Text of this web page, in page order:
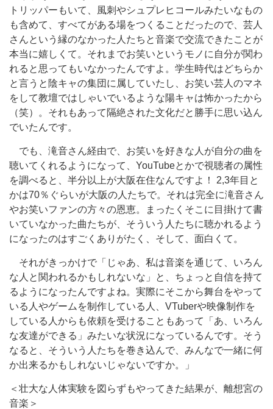
トリッパーもいて、風刺やシュプレヒコールみたいなもの
も含めて、すべてがある場をつくることだったので、芸人
さんという縁のなかった人たちと音楽で交流できたことが
本当に嬉しくて。それまでお笑いというモノに自分が関わ
れると思ってもいなかったんですよ。学生時代はどちらか
と言うと陰キャの集団に属していたし、お笑い芸人のマネ
をして教壇ではしゃいでいるような陽キャは怖かったから
（笑）。それもあって隔絶された文化だと勝手に思い込ん
でいたんです。
でも、滝音さん経由で、お笑いを好きな人が自分の曲を
聴いてくれるようになって、YouTubeとかで視聴者の属性
を調べると、半分以上が大阪在住なんですよ！ 2,3年目と
かは70％ぐらいが大阪の人たちで。それは完全に滝音さん
やお笑いファンの方々の恩恵。まったくそこに目掛けて書
いていなかった曲たちが、そういう人たちに聴かれるよう
になったのはすごくありがたく、そして、面白くて。
それがきっかけで「じゃあ、私は音楽を通じて、いろん
な人と関われるかもしれないな」と、ちょっと自信を持て
るようになったんですよね。実際にそこから舞台をやって
いる人やゲームを制作している人、VTuberや映像制作を
している人からも依頼を受けることもあって「あ、いろん
な友達ができる」みたいな状況になっているんです。そう
なると、そういう人たちを巻き込んで、みんなで一緒に何
か出来るかもしれないじゃないですか。」
＜壮大な人体実験を図らずもやってきた結果が、離想宮の
音楽＞